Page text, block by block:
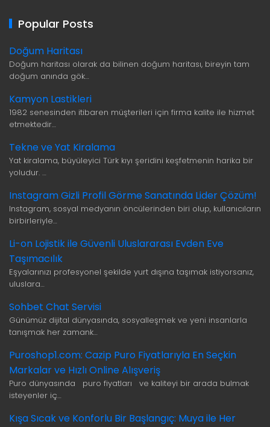
Popular Posts
Doğum Haritası
Doğum haritası olarak da bilinen doğum haritası, bireyin tam
doğum anında gök…
Kamyon Lastikleri
1982 senesinden itibaren müşterileri için firma kalite ile hizmet
etmektedir…
Tekne ve Yat Kiralama
Yat kiralama, büyüleyici Türk kıyı şeridini keşfetmenin harika bir
yoludur. …
Instagram Gizli Profil Görme Sanatında Lider Çözüm!
Instagram, sosyal medyanın öncülerinden biri olup, kullanıcıların
birbirleriyle…
Li-on Lojistik ile Güvenli Uluslararası Evden Eve
Taşımacılık
Eşyalarınızı profesyonel şekilde yurt dışına taşımak istiyorsanız,
uluslara…
Sohbet Chat Servisi
Günümüz dijital dünyasında, sosyalleşmek ve yeni insanlarla
tanışmak her zamank…
Puroshop1.com: Cazip Puro Fiyatlarıyla En Seçkin
Markalar ve Hızlı Online Alışveriş
Puro dünyasında puro fiyatları ve kaliteyi bir arada bulmak
isteyenler iç…
Kışa Sıcak ve Konforlu Bir Başlangıç: Muya ile Her